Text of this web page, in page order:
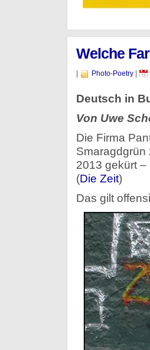
Welche
Photo-Poetry|
Deutsch in
Von Uwe
Die Firma
Smaragdgrün
2013 gekürt –
(Die Zeit)
Das gilt